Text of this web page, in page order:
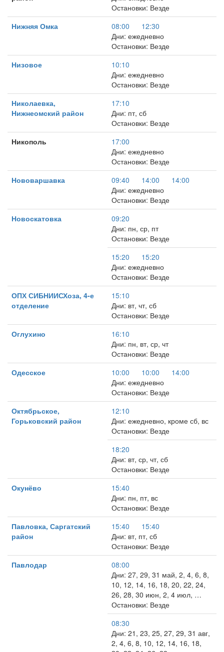
Остановки: Везде
Нижняя Омка
08:00
12:30
Дни: ежедневно
Остановки: Везде
Низовое
10:10
Дни: ежедневно
Остановки: Везде
Николаевка,
Нижнеомский район
17:10
Дни: пт, сб
Остановки: Везде
Никополь
17:00
Дни: ежедневно
Остановки: Везде
Нововаршавка
09:40 14:00
14:00
Дни: ежедневно
Остановки: Везде
Новоскатовка
09:20
Дни: пн, ср, пт
Остановки: Везде
15:20
15:20
Дни: ежедневно
Остановки: Везде
ОПХ СИБНИИСХоза, 4-е
отделение
15:10
Дни: вт, чт, сб
Остановки: Везде
Оглухино
16:10
Дни: пн, вт, ср, чт
Остановки: Везде
Одесское
10:00 10:00
14:00
Дни: ежедневно
Остановки: Везде
Октябрьское,
Горьковский район
12:10
Дни: ежедневно, кроме сб, вс
Остановки: Везде
18:20
Дни: вт, ср, чт, сб
Остановки: Везде
Окунёво
15:40
Дни: пн, пт, вс
Остановки: Везде
Павловка, Саргатский
район
15:40
15:40
Дни: вт, пт, сб
Остановки: Везде
Павлодар
08:00
Дни: 27, 29, 31 май, 2, 4, 6, 8,
10, 12, 14, 16, 18, 20, 22, 24,
26, 28, 30 июн, 2, 4 июл, …
Остановки: Везде
08:30
Дни: 21, 23, 25, 27, 29, 31 авг,
2, 4, 6, 8, 10, 12, 14, 16, 18,